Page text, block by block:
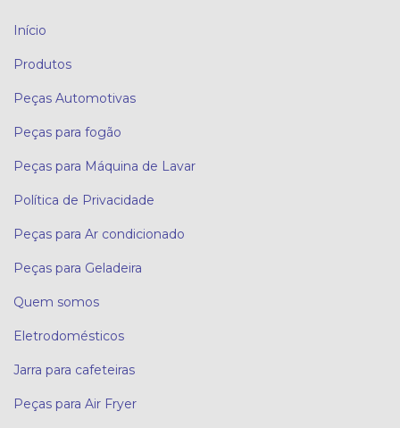
Início
Produtos
Peças Automotivas
Peças para fogão
Peças para Máquina de Lavar
Política de Privacidade
Peças para Ar condicionado
Peças para Geladeira
Quem somos
Eletrodomésticos
Jarra para cafeteiras
Peças para Air Fryer